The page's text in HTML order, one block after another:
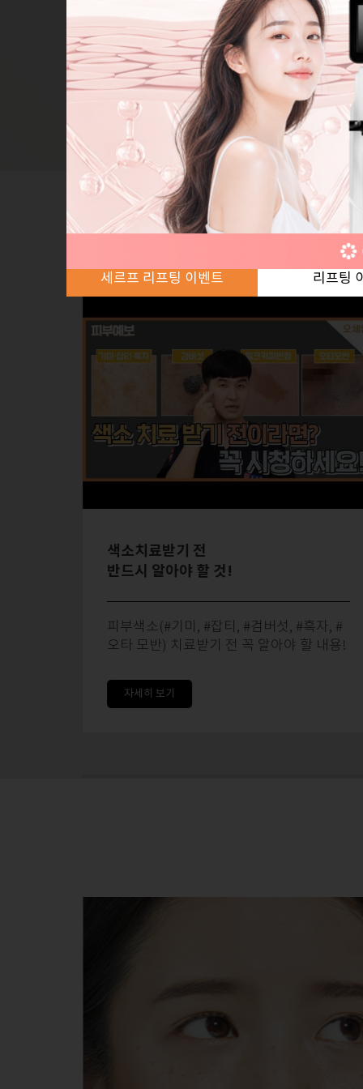
세르프 리프팅 이벤트 리프팅
의료진 본질
피부를 다스리는 의사,
피부과 전문의으로만 구성되었습니
색소치료받기 전
반드시 알아야 할 것!
피부색소(#기미, #잡티, #검버섯, #흑자, #
오타 모반) 치료받기 전 꼭 알아야 할 내용!
자세히 보기